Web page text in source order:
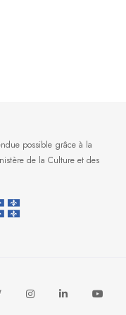
possible grâce à la
de la Culture et des